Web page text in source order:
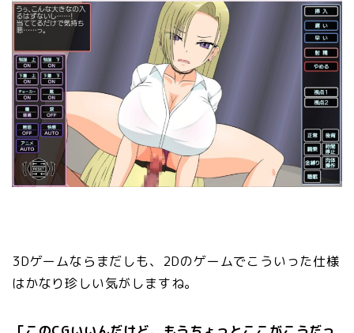
3Dゲームならまだしも、2Dのゲームでこういった仕様
はかなり珍しい気がしますね。